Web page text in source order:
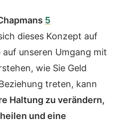
5
dieses Konzept auf
unseren Umgang mit
wie Sie Geld
treten, kann
Haltung zu verändern,
und eine